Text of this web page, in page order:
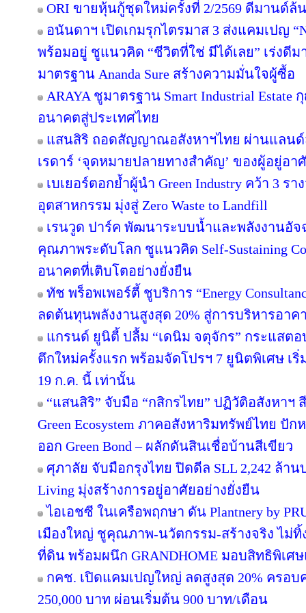
ORI ขายหุ้นกู้ชุดใหม่ครั้งที่ 2/2569 ดีมานด์ล้
อนันดาฯ เปิดเกมรุกไตรมาส 3 ส่งแคมเปญ
พร้อมอยู่ ชูแนวคิด “ชีวิตที่ใช่ มีได้เลย” เร่งดี
มาตรฐาน Ananda Sure สร้างความมั่นใจผู้ซื้อ
ARAYA ชูมาตรฐาน Smart Industrial
อนาคตสู่ประเทศไทย
แสนสิริ ถอดสัญญาณอสังหาฯไทย ผ่านแลนด์
เรดาร์ ‘จุดหมายปลายทางสำคัญ’ ของผู้อยู่อ
เบเยอร์ตอกย้ำผู้นำ Green Industry คว้า 3 ร
อุตสาหกรรม มุ่งสู่ Zero Waste to Landfill
เรนวูด ปาร์ค พัฒนาระบบน้ำและพลังงานอั
คุณภาพระดับโลก ชูแนวคิด Self-Sustaining
อนาคตที่เติบโตอย่างยั่งยืน
ทัช พร็อพเพอร์ตี้ ชูบริการ “Energy
ลดต้นทุนพลังงานสูงสุด 20% สู่การบริหารอาค
แกรนด์ ยูนิตี้ ปลื้ม “เดนิม จตุจักร” กระแสตอ
ตึกใหม่ครั้งแรก พร้อมจัดโปรฯ 7 ยูนิตพิเศษ เริ่
19 ก.ค. นี้ เท่านั้น
“แสนสิริ” จับมือ “กสิกรไทย” ปฏิวัติอสังหาฯ
Green Ecosystem ภาคอสังหาริมทรัพย์ไทย ปัก
ออก Green Bond – ผลักดันสินเชื่อบ้านสีเขียว
ศุภาลัย จับมือกรุงไทย ปิดดีล SLL 2,242 ล้าน
Living มุ่งสร้างการอยู่อาศัยอย่างยั่งยืน
ไอเอชซี ในเครือพฤกษา ดัน Plantnery by
เมืองใหญ่ ชูคุณภาพ-นวัตกรรม-สร้างจริง ไม่ทิ้
ที่ดิน พร้อมผนึก GRANDHOME มอบสิทธิพิเศ
กคช. เปิดแคมเปญใหญ่ ลดสูงสุด 20% ครอบ
250,000 บาท ผ่อนเริ่มต้น 900 บาท/เดือน